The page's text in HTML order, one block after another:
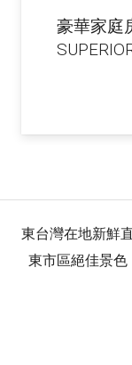
無障礙
東台灣在地新鮮
東市區絕佳景色